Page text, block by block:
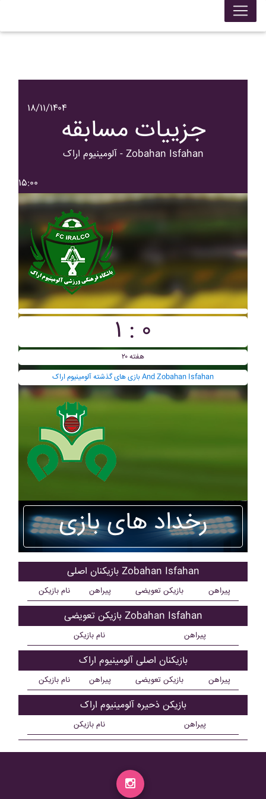
۱۸/۱۱/۱۴۰۴
جزییات مسابقه
آلومينيوم اراک - Zobahan Isfahan
۱۵:۰۰
۱ : ۰
هفته ۲۰
بازی های گذشته آلومينيوم اراک And Zobahan Isfahan
رخداد های بازی
بازیکنان اصلی Zobahan Isfahan
نام بازیکن پیراهن بازیکن تعویضی پیراهن
بازیکن تعویضی Zobahan Isfahan
نام بازیکن پیراهن
بازیکنان اصلی آلومينيوم اراک
نام بازیکن پیراهن بازیکن تعویضی پیراهن
بازیکن ذحیره آلومينيوم اراک
نام بازیکن پیراهن